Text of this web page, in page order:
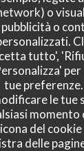
o
pubblicità o
tutto',
tue
le tue
momento
del cookie
delle
: 5/5 Cucina:
- Ospiti 6
: 5/5 Cucina: